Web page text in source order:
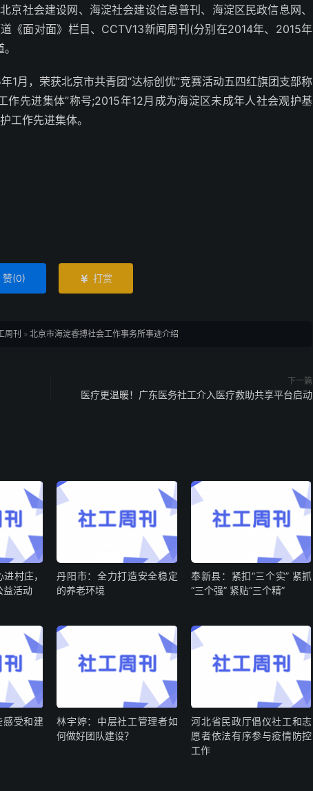
京社会建设网、海淀社会建设信息普刊、海淀区民政信息网、
《面对面》栏目、CCTV13新闻周刊(分别在2014年、2015年
1月，荣获北京市共青团“达标创优”竞赛活动五四红旗团支部称
作先进集体”称号;2015年12月成为海淀区未成年人社会观护基
工作先进集体。
赞(0)  打赏
周刊 » 北京市海淀睿搏社会工作事务所事迹介绍
下一篇
医疗更温暖！广东医务社工介入医疗救助共享平台启动
村庄，
益活动
丹阳市：全力打造安全稳定
的养老环境
奉新县：紧扣“三个实” 紧抓
“三个强” 紧贴“三个精”
感受和建
林宇婷：中层社工管理者如
何做好团队建设？
河北省民政厅倡仪社工和志
愿者依法有序参与疫情防控
工作